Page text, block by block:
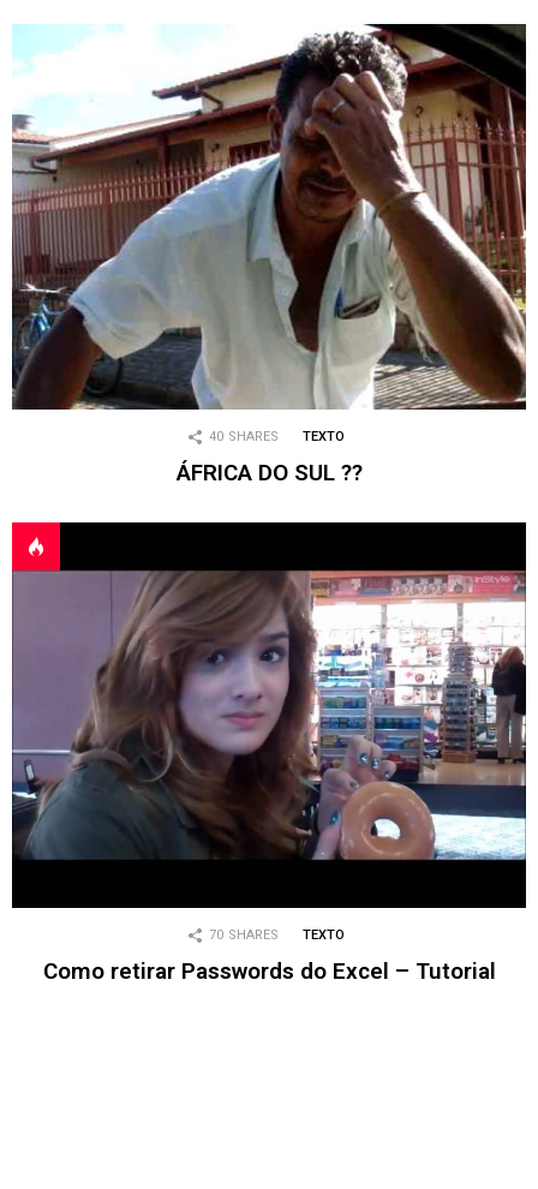
40 SHARES TEXTO
ÁFRICA DO SUL ??
70 SHARES TEXTO
Como retirar Passwords do Excel – Tutorial